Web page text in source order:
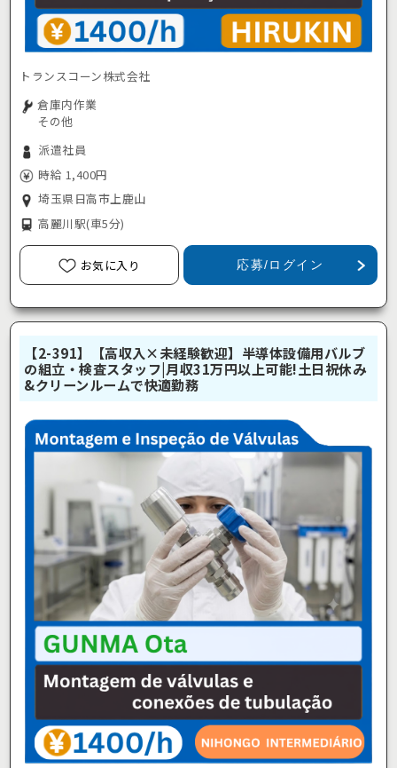
トランスコーン株式会社
倉庫内作業
その他
派遣社員
時給 1,400円
埼玉県日高市上鹿山
高麗川駅(車5分)
お気に入り 応募/ログイン
【2-391】【高収入×未経験歓迎】半導体設備用バルブ
の組立・検査スタッフ|月収31万円以上可能!土日祝休み
&クリーンルームで快適勤務